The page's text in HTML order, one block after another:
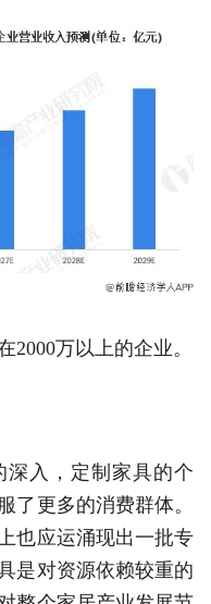
万以上的企业。
深入，定制家具的个
了更多的消费群体。
也应运涌现出一批专
是对资源依赖较重的